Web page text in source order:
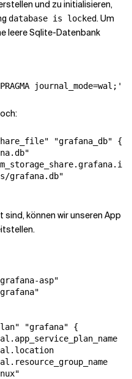
und zu initialisieren,
database is locked. Um
leere Sqlite-Datenbank
journal_mode=wal;'
"grafana_db" {
grafana.db"
können wir unseren App
asp"
"grafana" {